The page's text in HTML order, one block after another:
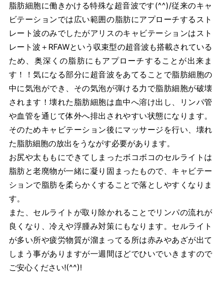
脂肪細胞に働きかける特殊な超音波です(^^)/従来のキャ
ビテーションでは広い範囲の脂肪にアプローチするスト
レート波のみでしたがアリスのキャビテーションはスト
レート波＋RFAWという収束型の超音波も搭載されている
ため、奥深くの脂肪にもアプローチすることが出来ま
す！！気になる部分に超音波をあてることで脂肪細胞の
中に気泡ができ、その気泡が弾ける力で脂肪細胞が破壊
されます！壊れた脂肪細胞は血中へ溶け出し、リンパ管
や血管を通じて体外へ排出されやすい状態になります。
そのためキャビテーション後にマッサージを行い、壊れ
た脂肪細胞の放出をうながす必要があります。
お尻や太ももにできてしまったボコボコのセルライトは
脂肪と老廃物が一緒に凝り固まったもので、キャビテー
ションで脂肪を柔らかくすることで落としやすくなりま
す。
また、セルライトが取り除かれることでリンパの流れが
良くなり、冷えや浮腫み対策にもなります。セルライト
が多い所や疲労物質が溜まってる所は赤みやあざが出て
しまう事がありますが一週間ほどでひいでいきますので
ご安心ください!(^^)!